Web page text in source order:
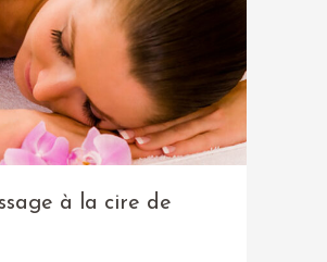
à la cire de